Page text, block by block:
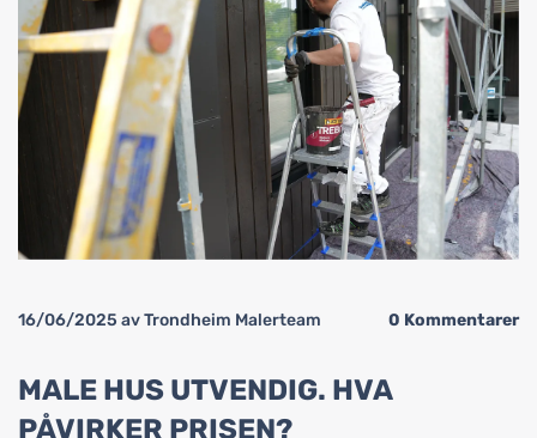
16/06/2025 av Trondheim Malerteam 0 Kommentarer
MALE HUS UTVENDIG. HVA
PÅVIRKER PRISEN?